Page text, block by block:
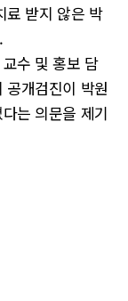
료 받지 않은 박
수 및 홍보 담
공개검진이 박원
는 의문을 제기